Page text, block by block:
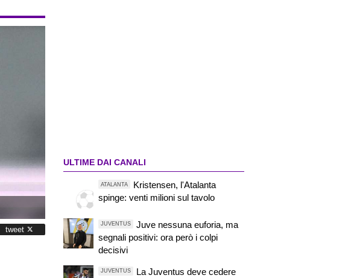
tweet
ULTIME DAI CANALI
ATALANTA
Kristensen, l'Atalanta
spinge: venti milioni sul tavolo
JUVENTUS
Juve nessuna euforia, ma
segnali positivi: ora però i colpi
decisivi
JUVENTUS
La Juventus deve cedere